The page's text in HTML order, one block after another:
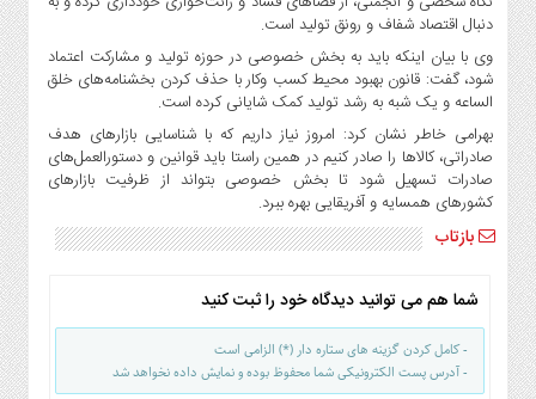
روز
گوناگون
دنبال اقتصاد شفاف و رونق تولید است.
وی با بیان اینکه باید به بخش خصوصی در حوزه تولید و مشارکت اعتماد
شود، گفت: قانون بهبود محیط کسب وکار با حذف کردن بخشنامه‌های خلق
الساعه و یک شبه به رشد تولید کمک شایانی کرده است.
بهرامی خاطر نشان کرد: امروز نیاز داریم که با شناسایی بازارهای هدف
صادراتی، کالاها را صادر کنیم در همین راستا باید قوانین و دستورالعمل‌های
صادرات تسهیل شود تا بخش خصوصی بتواند از ظرفیت بازارهای
کشورهای همسایه و آفریقایی بهره ببرد.
بازتاب
شما هم می توانید دیدگاه خود را ثبت کنید
- کامل کردن گزینه های ستاره دار (*) الزامی است
- آدرس پست الکترونیکی شما محفوظ بوده و نمایش داده نخواهد شد